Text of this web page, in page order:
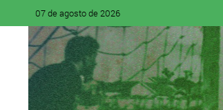
07 de agosto de 2026